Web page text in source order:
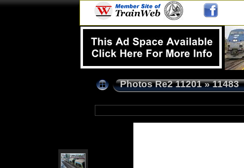
Photos Re2 11201»11483